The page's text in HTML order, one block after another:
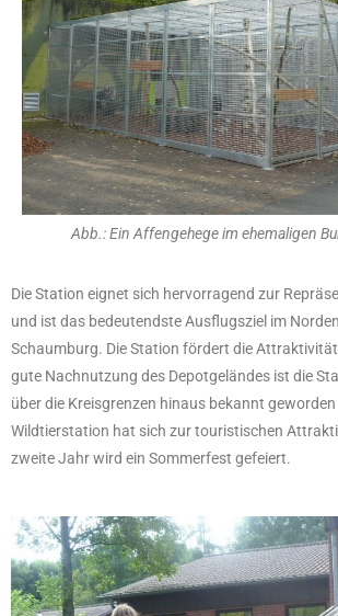
Abb.: Ein Affengehege im ehemaligen
Die Station eignet sich hervorragend zur
und ist das bedeutendste Ausflugsziel im
Schaumburg. Die Station fördert die
gute Nachnutzung des Depotgeländes ist die
über die Kreisgrenzen hinaus bekannt
Wildtierstation hat sich zur touristischen
zweite Jahr wird ein Sommerfest gefeiert.